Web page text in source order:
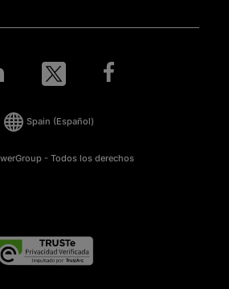
- Todos los derechos
Spain (Español)